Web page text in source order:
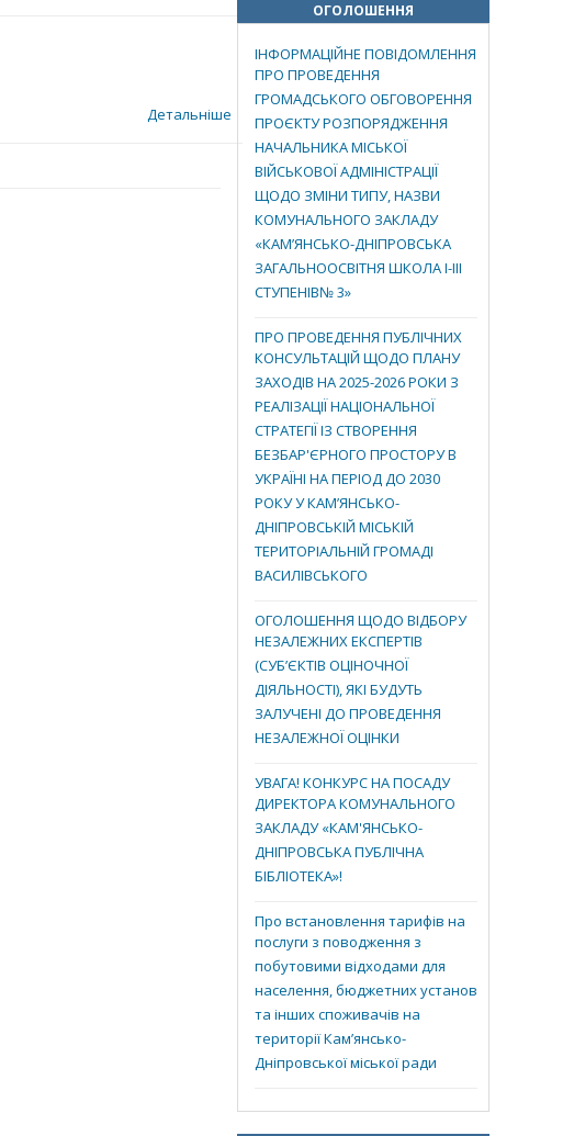
Детальніше
ОГОЛОШЕННЯ
ІНФОРМАЦІЙНЕ ПОВІДОМЛЕННЯ
ПРО ПРОВЕДЕННЯ
ГРОМАДСЬКОГО ОБГОВОРЕННЯ
ПРОЄКТУ РОЗПОРЯДЖЕННЯ
НАЧАЛЬНИКА МІСЬКОЇ
ВІЙСЬКОВОЇ АДМІНІСТРАЦІЇ
ЩОДО ЗМІНИ ТИПУ, НАЗВИ
КОМУНАЛЬНОГО ЗАКЛАДУ
«КАМ’ЯНСЬКО-ДНІПРОВСЬКА
ЗАГАЛЬНООСВІТНЯ ШКОЛА І-ІІІ
СТУПЕНІВ№ 3»
ПРО ПРОВЕДЕННЯ ПУБЛІЧНИХ
КОНСУЛЬТАЦІЙ ЩОДО ПЛАНУ
ЗАХОДІВ НА 2025-2026 РОКИ З
РЕАЛІЗАЦІЇ НАЦІОНАЛЬНОЇ
СТРАТЕГІЇ ІЗ СТВОРЕННЯ
БЕЗБАР'ЄРНОГО ПРОСТОРУ В
УКРАЇНІ НА ПЕРІОД ДО 2030
РОКУ У КАМ’ЯНСЬКО-
ДНІПРОВСЬКІЙ МІСЬКІЙ
ТЕРИТОРІАЛЬНІЙ ГРОМАДІ
ВАСИЛІВСЬКОГО
ОГОЛОШЕННЯ ЩОДО ВІДБОРУ
НЕЗАЛЕЖНИХ ЕКСПЕРТІВ
(СУБ’ЄКТІВ ОЦІНОЧНОЇ
ДІЯЛЬНОСТІ), ЯКІ БУДУТЬ
ЗАЛУЧЕНІ ДО ПРОВЕДЕННЯ
НЕЗАЛЕЖНОЇ ОЦІНКИ
УВАГА! КОНКУРС НА ПОСАДУ
ДИРЕКТОРА КОМУНАЛЬНОГО
ЗАКЛАДУ «КАМ'ЯНСЬКО-
ДНІПРОВСЬКА ПУБЛІЧНА
БІБЛІОТЕКА»!
Про встановлення тарифів на
послуги з поводження з
побутовими відходами для
населення, бюджетних установ
та інших споживачів на
території Кам’янсько-
Дніпровської міської ради